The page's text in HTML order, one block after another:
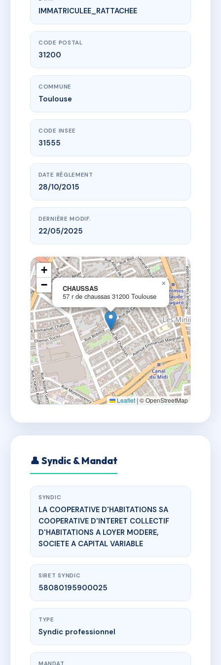
www.vme.plus/AC6397087
CHAUSSAS
57 r de chaussas
IMMATRICULEE_RATTACHEE
CODE POSTAL
31200
COMMUNE
Toulouse
CODE INSEE
31555
DATE RÈGLEMENT
28/10/2015
DERNIÈRE MODIF.
22/05/2025
CHAUSSAS
57 r de chaussas 31200 Toulouse
×
+
−
Leaflet | © OpenStreetMap
👤 Syndic & Mandat
SYNDIC
LA COOPERATIVE D'HABITATIONS SA
COOPERATIVE D'INTERET COLLECTIF
D'HABITATIONS A LOYER MODERE,
SOCIETE A CAPITAL VARIABLE
SIRET SYNDIC
58080195900025
TYPE
Syndic professionnel